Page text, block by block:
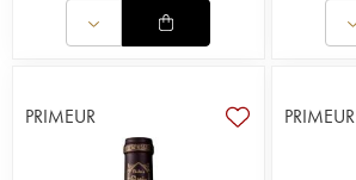
PRIMEUR PRIMEUR